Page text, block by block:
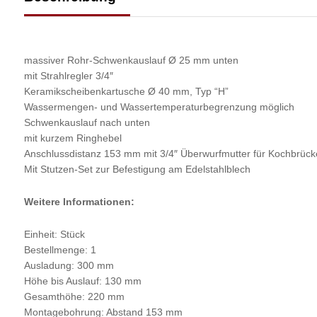
massiver Rohr-Schwenkauslauf Ø 25 mm unten
mit Strahlregler 3/4″
Keramikscheibenkartusche Ø 40 mm, Typ “H”
Wassermengen- und Wassertemperaturbegrenzung möglich
Schwenkauslauf nach unten
mit kurzem Ringhebel
Anschlussdistanz 153 mm mit 3/4″ Überwurfmutter für
Mit Stutzen-Set zur Befestigung am Edelstahlblech
Weitere Informationen:
Einheit: Stück
Bestellmenge: 1
Ausladung: 300 mm
Höhe bis Auslauf: 130 mm
Gesamthöhe: 220 mm
Montagebohrung: Abstand 153 mm